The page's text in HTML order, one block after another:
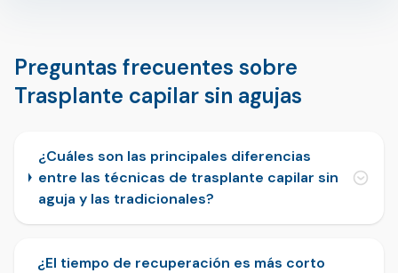
Preguntas frecuentes sobre
Trasplante capilar sin agujas
¿Cuáles son las principales diferencias
entre las técnicas de trasplante capilar sin
aguja y las tradicionales?
¿El tiempo de recuperación es más corto